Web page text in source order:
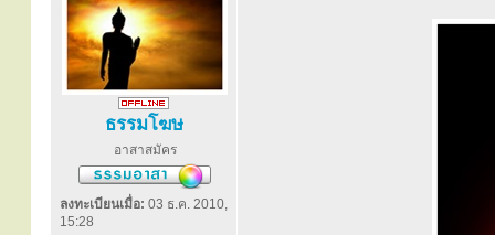
ธรรมโฆษ
อาสาสมัคร
ลงทะเบียนเมื่อ: 03 ธ.ค. 2010,
15:28